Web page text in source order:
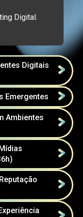
Digital.
Digitais
Emergentes
Ambientes